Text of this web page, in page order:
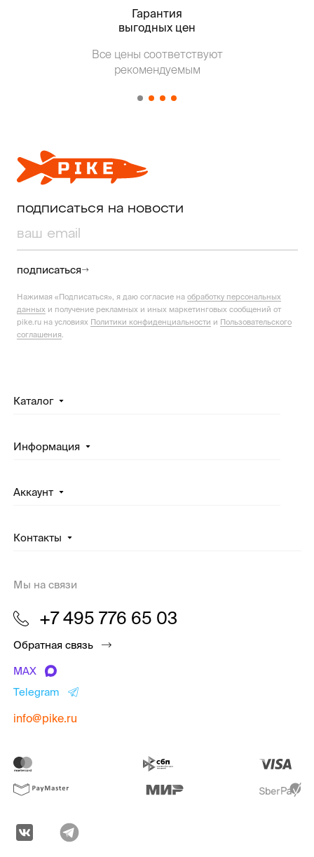
Гарантия
выгодных цен
Все цены соответствуют
рекомендуемым
подписаться на новости
подписаться
Нажимая «Подписаться», я даю согласие на обработку персональных
данных и получение рекламных и иных маркетинговых сообщений от
pike.ru на условиях Политики конфиденциальности и Пользовательского
соглашения
Каталог
Информация
Аккаунт
Контакты
Мы на связи
+7 495 776 65 03
Обратная связь
MAX
Telegram
info@pike.ru